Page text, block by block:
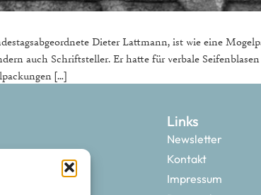
Dieter Lattmann, ist wie eine
auch Schriftsteller. Er hatte für verbale
[…]
Links
Newsletter
Kontakt
Impressum